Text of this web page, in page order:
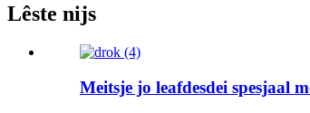
Lêste nijs
Meitsje jo leafdesdei spesjaal